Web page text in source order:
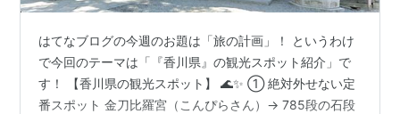
はてなブログの今週のお題は「旅の計画」！ というわけ
で今回のテーマは「『香川県』の観光スポット紹介」で
す！ 【香川県の観光スポット】 🌊✨ ① 絶対外せない定
番スポット 金刀比羅宮（こんぴらさん）→ 785段の石段